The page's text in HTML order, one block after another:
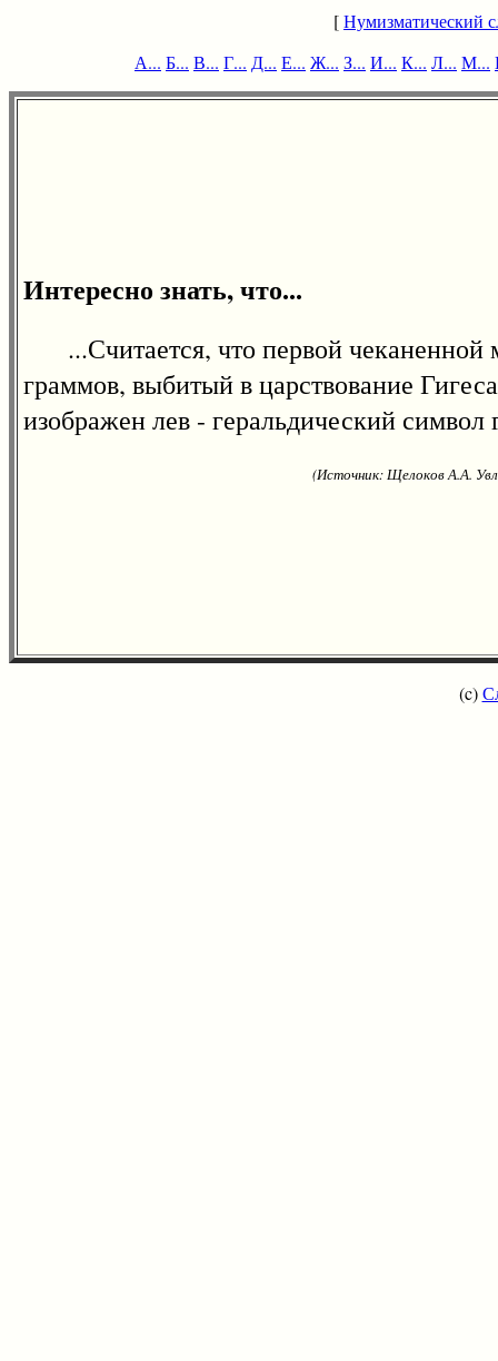
[Нумизматический
А... Б... В... Г... Д... Е... Ж... З... И... К... Л... М...
Интересно знать, что...
...Считается, что первой чеканенной
граммов, выбитый в царствование
изображен лев - геральдический
(Источник: Щелоков А.А.
(c)